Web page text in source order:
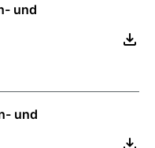
und
und